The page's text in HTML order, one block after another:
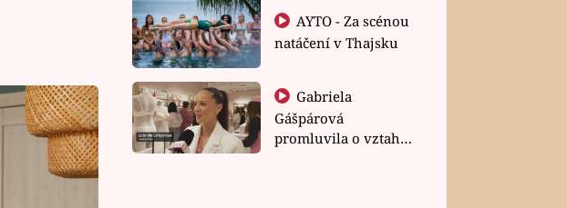
natáčení v Thajsku
Gabriela
Gášpárová
promluvila o vztahu